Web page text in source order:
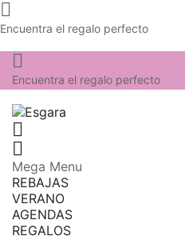

Encuentra el regalo perfecto

Encuentra el regalo perfecto


Mega Menu
REBAJAS
VERANO
AGENDAS
REGALOS